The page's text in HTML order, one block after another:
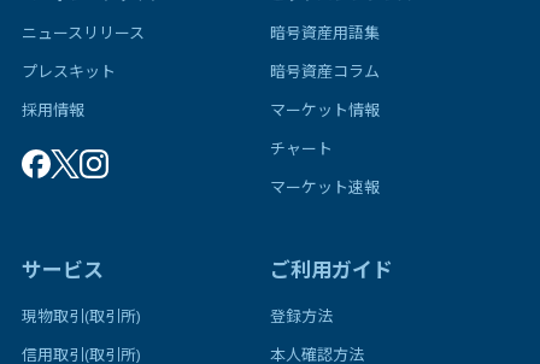
ニュースリリース
プレスキット
採用情報
暗号資産用語集
暗号資産コラム
マーケット情報
チャート
マーケット速報
サービス
現物取引(取引所)
信用取引(取引所)
ご利用ガイド
登録方法
本人確認方法